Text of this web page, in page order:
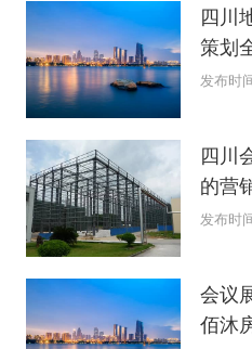
四川
策划
发布时
四川
的营
发布时
会议
佰沐